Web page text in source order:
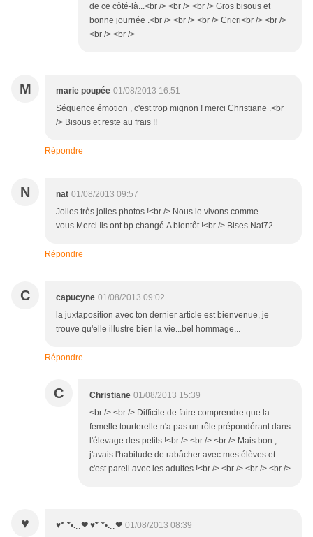
de ce côté-là...<br /> <br /> <br /> Gros bisous et
bonne journée .<br /> <br /> <br /> Cricri<br /> <br />
<br /> <br />
M marie poupée 01/08/2013 16:51
Séquence émotion , c'est trop mignon ! merci Christiane .<br
/> Bisous et reste au frais !!
Répondre
N nat 01/08/2013 09:57
Jolies très jolies photos !<br /> Nous le vivons comme
vous.Merci.Ils ont bp changé.A bientôt !<br /> Bises.Nat72.
Répondre
C capucyne 01/08/2013 09:02
la juxtaposition avec ton dernier article est bienvenue, je
trouve qu'elle illustre bien la vie...bel hommage...
Répondre
C Christiane 01/08/2013 15:39
<br /> <br /> Difficile de faire comprendre que la
femelle tourterelle n'a pas un rôle prépondérant dans
l'élevage des petits !<br /> <br /> <br /> Mais bon ,
j'avais l'habitude de rabâcher avec mes élèves et
c'est pareil avec les adultes !<br /> <br /> <br /> <br />
♥ ♥*¨*•.¸¸❤ ♥*¨*•.¸¸❤ 01/08/2013 08:39